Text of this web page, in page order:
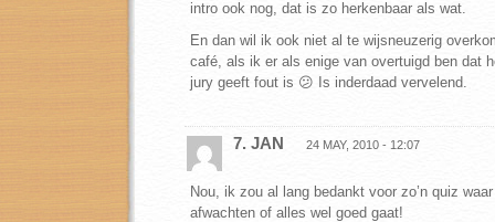
intro ook nog, dat is zo herkenbaar als wat.
En dan wil ik ook niet al te wijsneuzerig
café, als ik er als enige van overtuigd ben dat
jury geeft fout is 😕 Is inderdaad vervelend.
7. JAN 24 MAY, 2010 - 12:07
Nou, ik zou al lang bedankt voor zo’n quiz
afwachten of alles wel goed gaat!